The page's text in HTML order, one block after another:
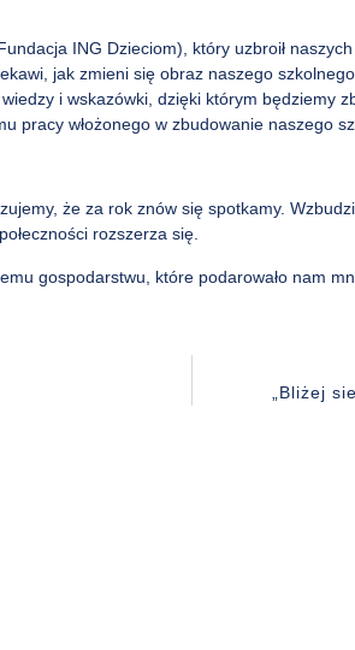
ING Dzieciom), który uzbroił
jak zmieni się obraz naszego
i wskazówki, dzięki którym będziemy
pracy włożonego w zbudowanie naszego
że za rok znów się spotkamy.
rozszerza się.
gospodarstwu, które podarowało nam
„Bliżej